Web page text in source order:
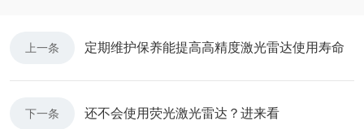
上一条 定期维护保养能提高高精度激光雷达使用寿命
下一条 还不会使用荧光激光雷达？进来看